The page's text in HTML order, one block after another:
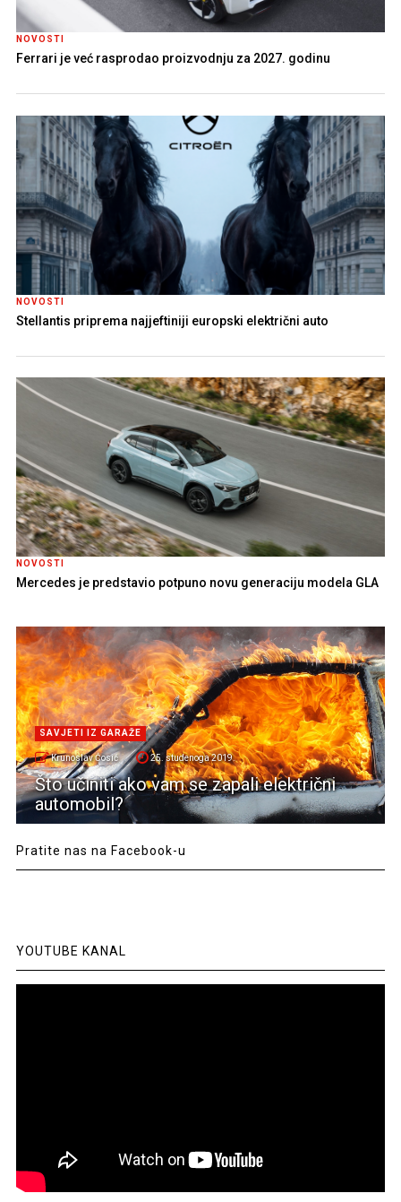
NOVOSTI
Ferrari je već rasprodao proizvodnju za 2027. godinu
NOVOSTI
Stellantis priprema najjeftiniji europski električni auto
NOVOSTI
Mercedes je predstavio potpuno novu generaciju modela GLA
SAVJETI IZ GARAŽE
Krunoslav Ćosić 25. studenoga 2019.
Što učiniti ako vam se zapali električni
automobil?
Pratite nas na Facebook-u
YOUTUBE KANAL